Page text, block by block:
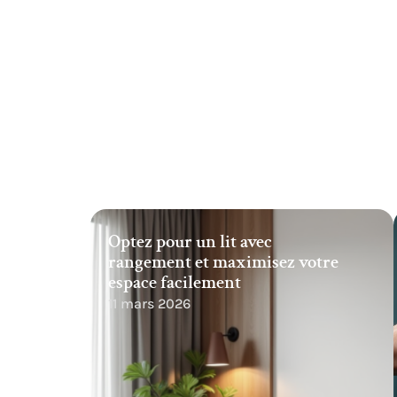
Optez pour un lit avec
rangement et maximisez votre
espace facilement
11 mars 2026